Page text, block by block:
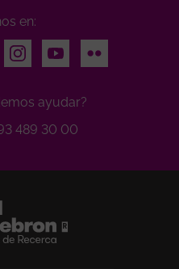
en:
InstagramYoutubeFlickr
ayudar?
489 30 00